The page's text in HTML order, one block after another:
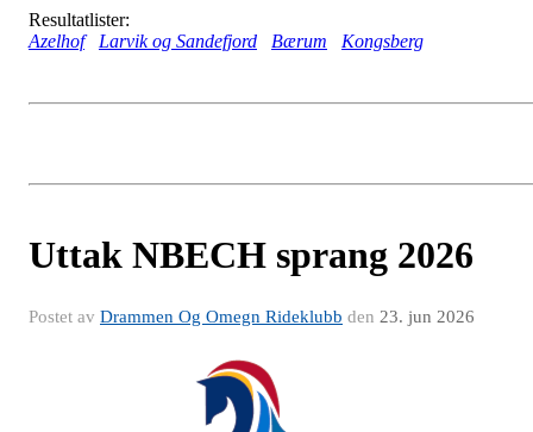
Resultatlister:
Azelhof
Larvik og Sandefjord Bærum Kongsberg
Uttak NBECH sprang 2026
Postet av Drammen Og Omegn Rideklubb den 23. jun 2026